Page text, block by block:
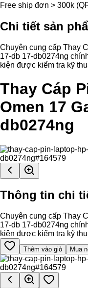
Free ship đơn > 300k
Chi tiết sản
Chuyên cung cấp Thay
17-db 17-db0274ng
kiện được kiểm tra kỹ
Thay Cáp
Omen 17
db0274ng
Thông tin chi
Chuyên cung cấp Thay
17-db 17-db0274ng
kiện được kiểm tra kỹ
Thêm vào giỏ Mua